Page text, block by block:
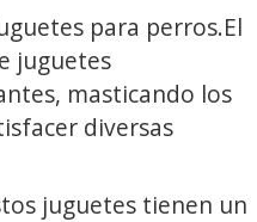
para perros.El
juguetes
masticando los
diversas
juguetes tienen un